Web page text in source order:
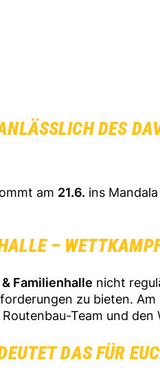
DES
am 21.6. ins
–
Familienhalle nicht
zu bieten. Am
Team und
DAS FÜR